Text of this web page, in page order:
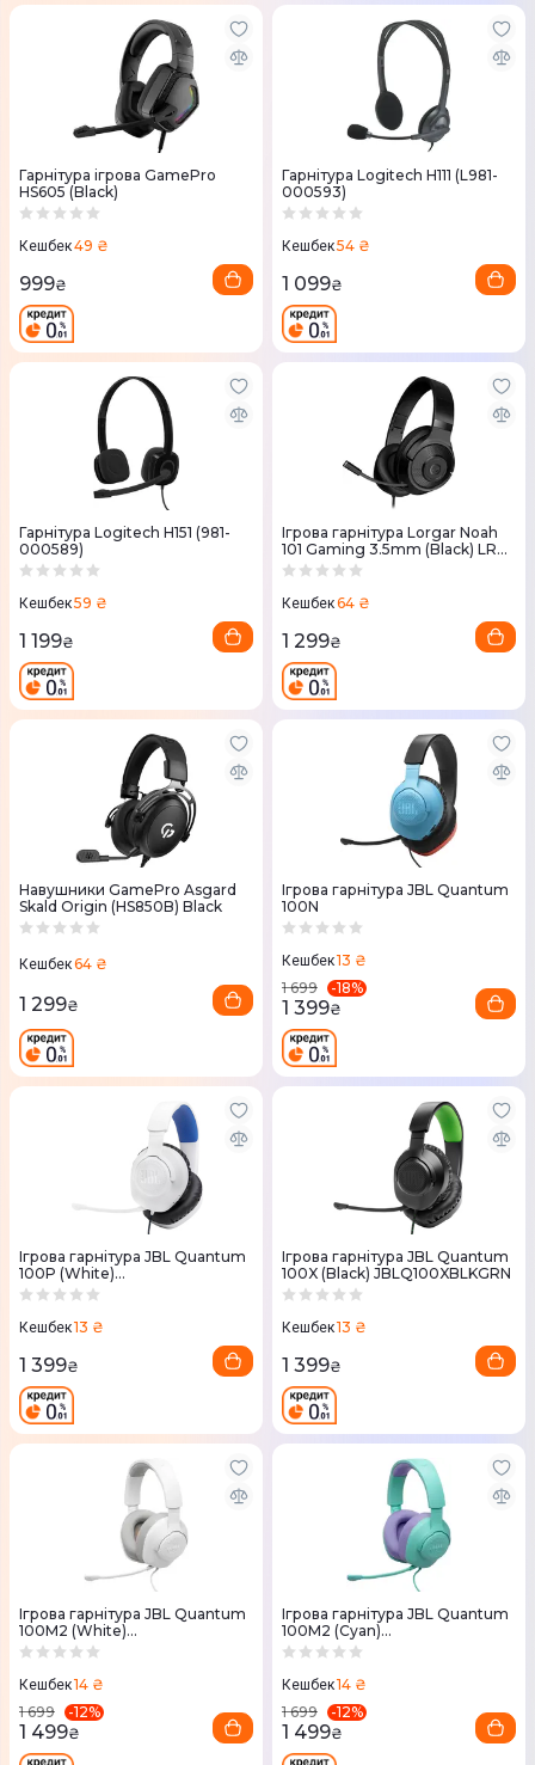
Гарнітура ігрова GamePro
HS605 (Black)
Кешбек49 ₴
999₴
Гарнітура Logitech H111 (L981-
000593)
Кешбек54 ₴
1 099₴
Гарнітура Logitech H151 (981-
000589)
Кешбек59 ₴
1 199₴
Ігрова гарнітура Lorgar Noah
101 Gaming 3.5mm (Black) LRG-
GHS101B
Кешбек64 ₴
1 299₴
Навушники GamePro Asgard
Skald Origin (HS850B) Black
Кешбек64 ₴
1 299₴
Ігрова гарнітура JBL Quantum
100N
Кешбек13 ₴
1 699
-18%
1 399₴
Ігрова гарнітура JBL Quantum
100P (White)
JBLQ100PWHTBLU
Кешбек13 ₴
1 399₴
Ігрова гарнітура JBL Quantum
100X (Black) JBLQ100XBLKGRN
Кешбек13 ₴
1 399₴
Ігрова гарнітура JBL Quantum
100M2 (White)
JBLQTUM100M2WHT
Кешбек14 ₴
1 699
-12%
1 499₴
Ігрова гарнітура JBL Quantum
100M2 (Cyan)
JBLQTUM100M2CYN
Кешбек14 ₴
1 699
-12%
1 499₴